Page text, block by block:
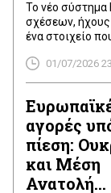
Το νέο σύστημα
σχέσεων, ήχους
ένα στοιχείο
01/07/2026
αγορές
πίεση:
και Μέση
Ανατολή